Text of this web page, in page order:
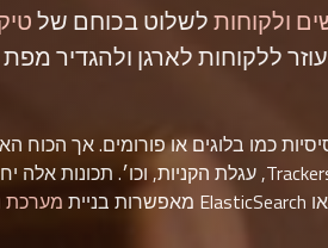
ולקוחותלשלוט בכוחם של
עוזר ללקוחות לארגן ולהגדיר
כמו בלוגים או פורומים. אך הכוח
מערכת